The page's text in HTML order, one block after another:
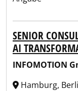
SENIOR
AI
INFOMOTION
Hamburg,